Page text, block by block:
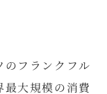
フランクフル
最大規模の消費